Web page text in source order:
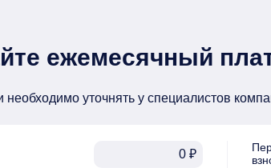
ежемесячный
необходимо уточнять у специалистов
₽